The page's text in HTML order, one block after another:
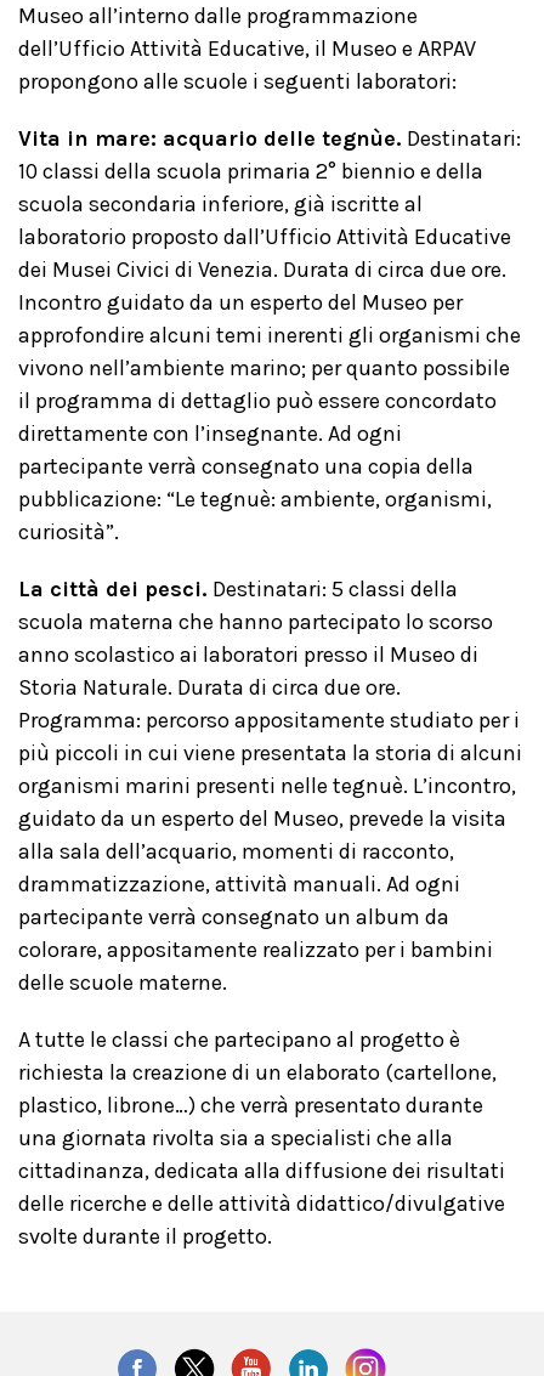
Museo all’interno dalle programmazione
dell’Ufficio Attività Educative, il Museo e ARPAV
propongono alle scuole i seguenti laboratori:
Vita in mare: acquario delle tegnùe. Destinatari:
10 classi della scuola primaria 2° biennio e della
scuola secondaria inferiore, già iscritte al
laboratorio proposto dall’Ufficio Attività Educative
dei Musei Civici di Venezia. Durata di circa due ore.
Incontro guidato da un esperto del Museo per
approfondire alcuni temi inerenti gli organismi che
vivono nell’ambiente marino; per quanto possibile
il programma di dettaglio può essere concordato
direttamente con l’insegnante. Ad ogni
partecipante verrà consegnato una copia della
pubblicazione: “Le tegnuè: ambiente, organismi,
curiosità”.
La città dei pesci. Destinatari: 5 classi della
scuola materna che hanno partecipato lo scorso
anno scolastico ai laboratori presso il Museo di
Storia Naturale. Durata di circa due ore.
Programma: percorso appositamente studiato per i
più piccoli in cui viene presentata la storia di alcuni
organismi marini presenti nelle tegnuè. L’incontro,
guidato da un esperto del Museo, prevede la visita
alla sala dell’acquario, momenti di racconto,
drammatizzazione, attività manuali. Ad ogni
partecipante verrà consegnato un album da
colorare, appositamente realizzato per i bambini
delle scuole materne.
A tutte le classi che partecipano al progetto è
richiesta la creazione di un elaborato (cartellone,
plastico, librone…) che verrà presentato durante
una giornata rivolta sia a specialisti che alla
cittadinanza, dedicata alla diffusione dei risultati
delle ricerche e delle attività didattico/divulgative
svolte durante il progetto.